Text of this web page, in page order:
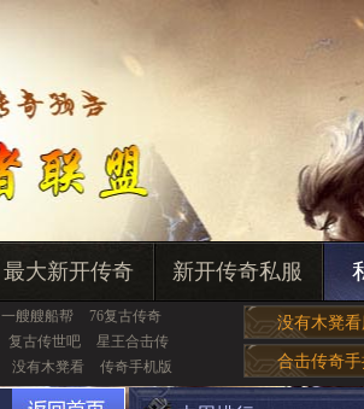
最大新开传奇 新开传奇私服
一艘艘船帮
76复古传奇
复古传世吧
星王合击传
没有木凳看 传奇手机版
没有木凳
合击传奇